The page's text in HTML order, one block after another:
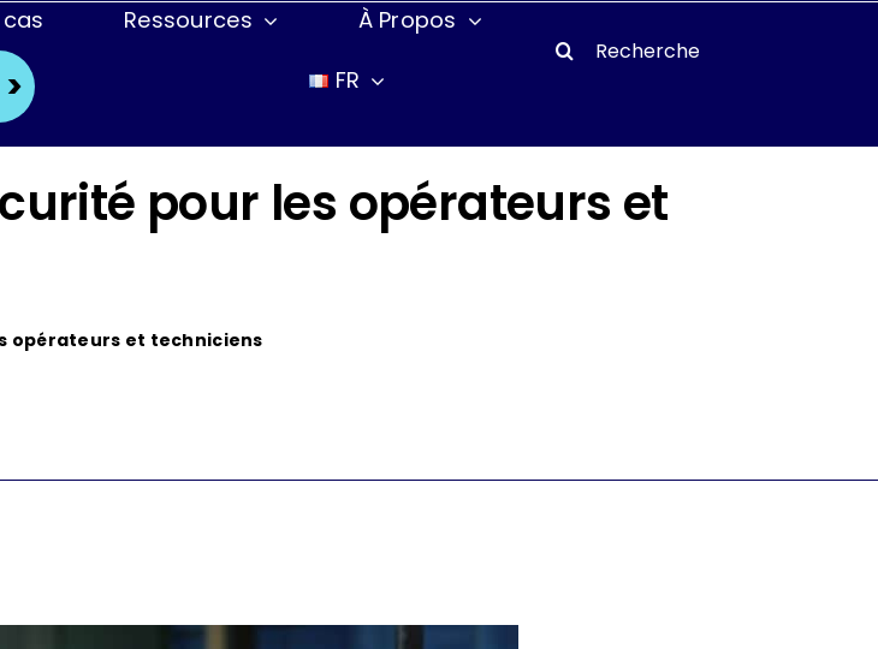
Cas d’usages
Formation
Ressources À Propos
FR
Search
pour les opérateurs et
opérateurs et techniciens